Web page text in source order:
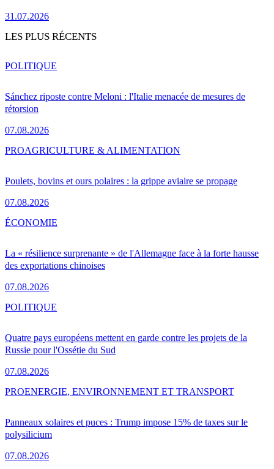
31.07.2026
LES PLUS RÉCENTS
Sánchez riposte contre Meloni : l'Italie menacée de mesures de
rétorsion
07.08.2026
POLITIQUE
Poulets, bovins et ours polaires : la grippe aviaire se propage
07.08.2026
PROAGRICULTURE & ALIMENTATION
La « résilience surprenante » de l'Allemagne face à la forte hausse
des exportations chinoises
07.08.2026
ÉCONOMIE
Quatre pays européens mettent en garde contre les projets de la
Russie pour l'Ossétie du Sud
07.08.2026
POLITIQUE
Panneaux solaires et puces : Trump impose 15% de taxes sur le
polysilicium
07.08.2026
PROENERGIE, ENVIRONNEMENT ET TRANSPORT